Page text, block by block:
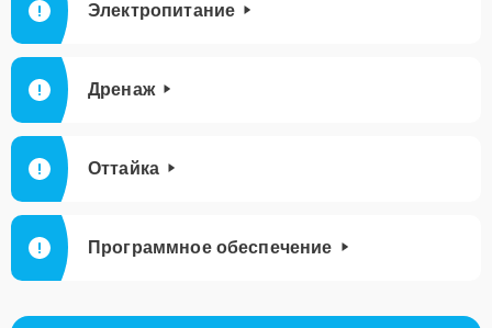
Электропитание
Дренаж
Оттайка
Программное обеспечение